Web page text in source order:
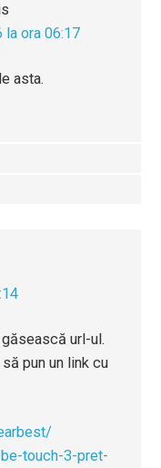
ora 06:17
asta.
url-ul.
pun un link cu
touch-3-pret-